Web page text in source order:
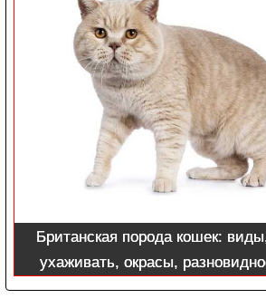
Британская порода кошек:
ухаживать, окрасы,
характер